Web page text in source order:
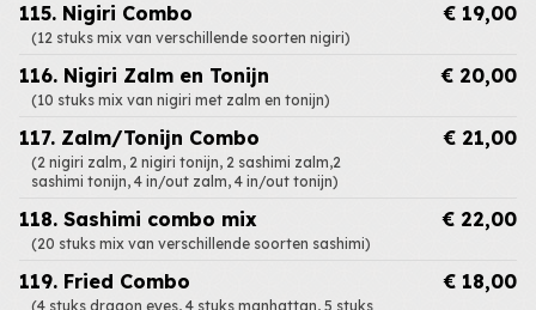
115. Nigiri Combo
(12 stuks mix van verschillende soorten nigiri)
€ 19,00
116. Nigiri Zalm en Tonijn
(10 stuks mix van nigiri met zalm en tonijn)
€ 20,00
117. Zalm/Tonijn Combo
(2 nigiri zalm, 2 nigiri tonijn, 2 sashimi zalm,2
sashimi tonijn, 4 in/out zalm, 4 in/out tonijn)
€ 21,00
118. Sashimi combo mix
(20 stuks mix van verschillende soorten sashimi)
€ 22,00
119. Fried Combo
(4 stuks dragon eyes, 4 stuks manhattan, 5 stuks
€ 18,00